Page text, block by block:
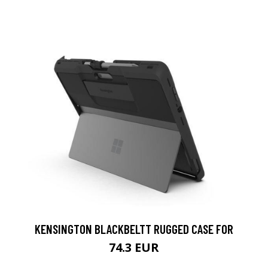
KENSINGTON BLACKBELTT RUGGED CASE FOR
74.3 EUR